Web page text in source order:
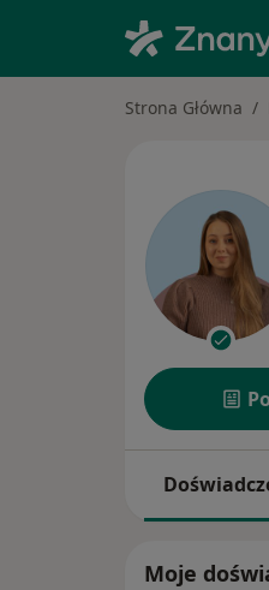
Strona Główna
Moje